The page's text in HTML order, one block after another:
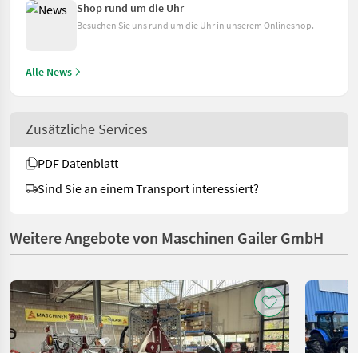
Shop rund um die Uhr
Besuchen Sie uns rund um die Uhr in unserem Onlineshop.
Alle News
Zusätzliche Services
PDF Datenblatt
Sind Sie an einem Transport interessiert?
Weitere Angebote von Maschinen Gailer GmbH